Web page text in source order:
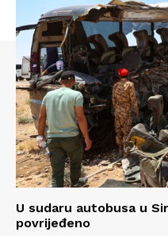
U sudaru autobusa u
povrijeđeno